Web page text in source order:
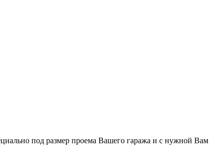
под размер проема Вашего гаража и с нужной Вам